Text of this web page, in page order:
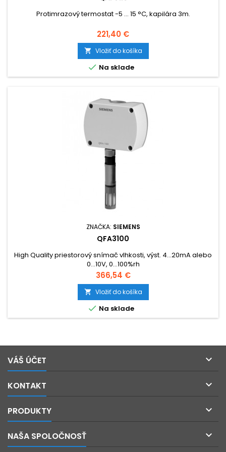
Protimrazový termostat -5 ... 15 °C, kapilára 3m.
Cena
221,40 €
 Vložiť do košíka
 Na sklade
ZNAČKA: SIEMENS
QFA3100
High Quality priestorový snímač vlhkosti, výst. 4...20mA alebo
0...10V, 0...100%rh
Cena
366,54 €
 Vložiť do košíka
 Na sklade
VÁŠ ÚČET 
KONTAKT 
PRODUKTY 
NAŠA SPOLOČNOSŤ 